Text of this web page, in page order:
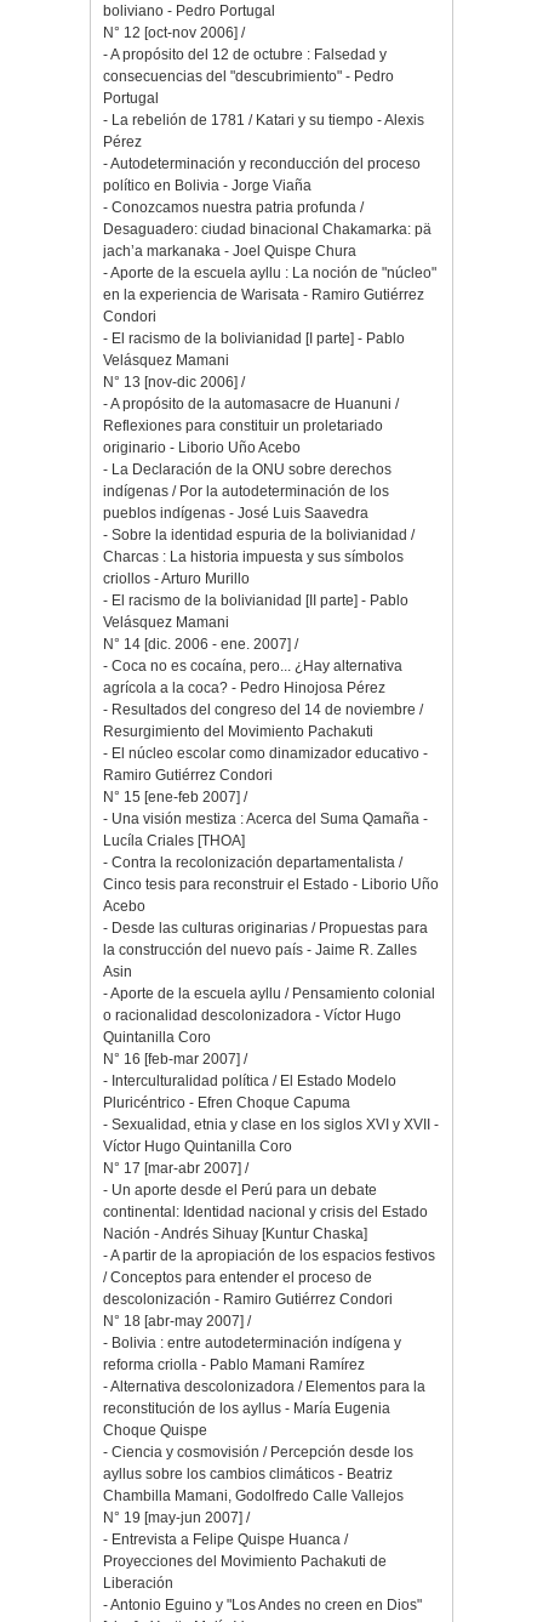
boliviano - Pedro Portugal
N° 12 [oct-nov 2006] /
- A propósito del 12 de octubre : Falsedad y
consecuencias del "descubrimiento" - Pedro
Portugal
- La rebelión de 1781 / Katari y su tiempo - Alexis
Pérez
- Autodeterminación y reconducción del proceso
político en Bolivia - Jorge Viaña
- Conozcamos nuestra patria profunda /
Desaguadero: ciudad binacional Chakamarka: pä
jach’a markanaka - Joel Quispe Chura
- Aporte de la escuela ayllu : La noción de "núcleo"
en la experiencia de Warisata - Ramiro Gutiérrez
Condori
- El racismo de la bolivianidad [I parte] - Pablo
Velásquez Mamani
N° 13 [nov-dic 2006] /
- A propósito de la automasacre de Huanuni /
Reflexiones para constituir un proletariado
originario - Liborio Uño Acebo
- La Declaración de la ONU sobre derechos
indígenas / Por la autodeterminación de los
pueblos indígenas - José Luis Saavedra
- Sobre la identidad espuria de la bolivianidad /
Charcas : La historia impuesta y sus símbolos
criollos - Arturo Murillo
- El racismo de la bolivianidad [II parte] - Pablo
Velásquez Mamani
N° 14 [dic. 2006 - ene. 2007] /
- Coca no es cocaína, pero... ¿Hay alternativa
agrícola a la coca? - Pedro Hinojosa Pérez
- Resultados del congreso del 14 de noviembre /
Resurgimiento del Movimiento Pachakuti
- El núcleo escolar como dinamizador educativo -
Ramiro Gutiérrez Condori
N° 15 [ene-feb 2007] /
- Una visión mestiza : Acerca del Suma Qamaña -
Lucíla Criales [THOA]
- Contra la recolonización departamentalista /
Cinco tesis para reconstruir el Estado - Liborio Uño
Acebo
- Desde las culturas originarias / Propuestas para
la construcción del nuevo país - Jaime R. Zalles
Asin
- Aporte de la escuela ayllu / Pensamiento colonial
o racionalidad descolonizadora - Víctor Hugo
Quintanilla Coro
N° 16 [feb-mar 2007] /
- Interculturalidad política / El Estado Modelo
Pluricéntrico - Efren Choque Capuma
- Sexualidad, etnia y clase en los siglos XVI y XVII -
Víctor Hugo Quintanilla Coro
N° 17 [mar-abr 2007] /
- Un aporte desde el Perú para un debate
continental: Identidad nacional y crisis del Estado
Nación - Andrés Sihuay [Kuntur Chaska]
- A partir de la apropiación de los espacios festivos
/ Conceptos para entender el proceso de
descolonización - Ramiro Gutiérrez Condori
N° 18 [abr-may 2007] /
- Bolivia : entre autodeterminación indígena y
reforma criolla - Pablo Mamani Ramírez
- Alternativa descolonizadora / Elementos para la
reconstitución de los ayllus - María Eugenia
Choque Quispe
- Ciencia y cosmovisión / Percepción desde los
ayllus sobre los cambios climáticos - Beatriz
Chambilla Mamani, Godolfredo Calle Vallejos
N° 19 [may-jun 2007] /
- Entrevista a Felipe Quispe Huanca /
Proyecciones del Movimiento Pachakuti de
Liberación
- Antonio Eguino y "Los Andes no creen en Dios"